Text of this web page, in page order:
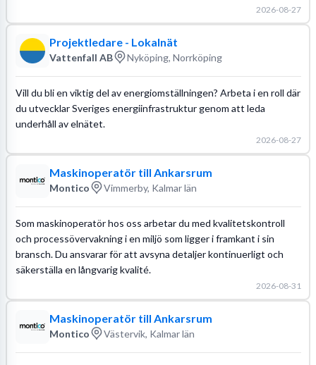
2026-08-27
Projektledare - Lokalnät
Vattenfall AB Nyköping, Norrköping
Vill du bli en viktig del av energiomställningen? Arbeta i en roll där
du utvecklar Sveriges energiinfrastruktur genom att leda
underhåll av elnätet.
2026-08-27
Maskinoperatör till Ankarsrum
Montico Vimmerby, Kalmar län
Som maskinoperatör hos oss arbetar du med kvalitetskontroll
och processövervakning i en miljö som ligger i framkant i sin
bransch. Du ansvarar för att avsyna detaljer kontinuerligt och
säkerställa en långvarig kvalité.
2026-08-31
Maskinoperatör till Ankarsrum
Montico Västervik, Kalmar län